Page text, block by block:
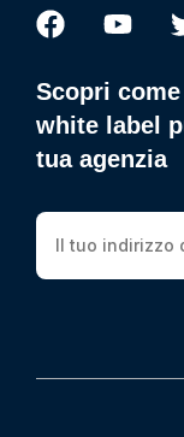
Scopri
white label
tua agenzia